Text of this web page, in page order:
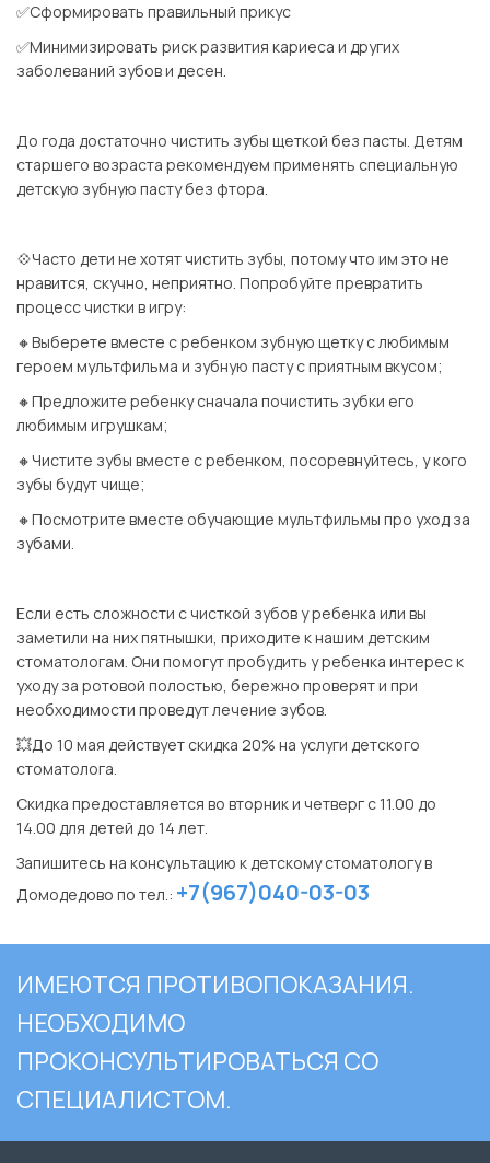
✅Сформировать правильный прикус
✅Минимизировать риск развития кариеса и других
заболеваний зубов и десен.
До года достаточно чистить зубы щеткой без пасты. Детям
старшего возраста рекомендуем применять специальную
детскую зубную пасту без фтора.
💠Часто дети не хотят чистить зубы, потому что им это не
нравится, скучно, неприятно. Попробуйте превратить
процесс чистки в игру:
🔸Выберете вместе с ребенком зубную щетку с любимым
героем мультфильма и зубную пасту с приятным вкусом;
🔸Предложите ребенку сначала почистить зубки его
любимым игрушкам;
🔸Чистите зубы вместе с ребенком, посоревнуйтесь, у кого
зубы будут чище;
🔸Посмотрите вместе обучающие мультфильмы про уход за
зубами.
Если есть сложности с чисткой зубов у ребенка или вы
заметили на них пятнышки, приходите к нашим детским
стоматологам. Они помогут пробудить у ребенка интерес к
уходу за ротовой полостью, бережно проверят и при
необходимости проведут лечение зубов.
💥До 10 мая действует скидка 20% на услуги детского
стоматолога.
Скидка предоставляется во вторник и четверг с 11.00 до
14.00 для детей до 14 лет.
Запишитесь на консультацию к детскому стоматологу в
Домодедово по тел.: +7(967)040-03-03
ИМЕЮТСЯ ПРОТИВОПОКАЗАНИЯ.
НЕОБХОДИМО
ПРОКОНСУЛЬТИРОВАТЬСЯ СО
СПЕЦИАЛИСТОМ.